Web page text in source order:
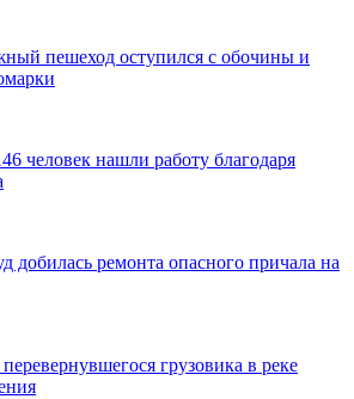
пешеход оступился с обочины и
человек нашли работу благодаря
добилась ремонта опасного причала на
грузовика в реке